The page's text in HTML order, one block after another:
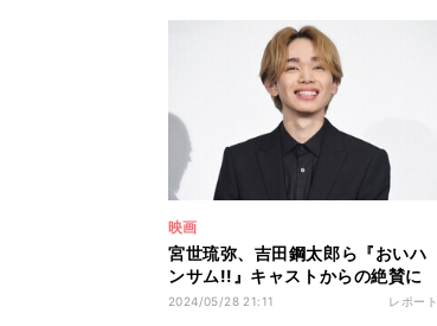
映画
宮世琉弥、吉田鋼太郎ら『おいハ
ンサム!!』キャストからの絶賛に
タジタジ
2024/05/28 21:11 レポート